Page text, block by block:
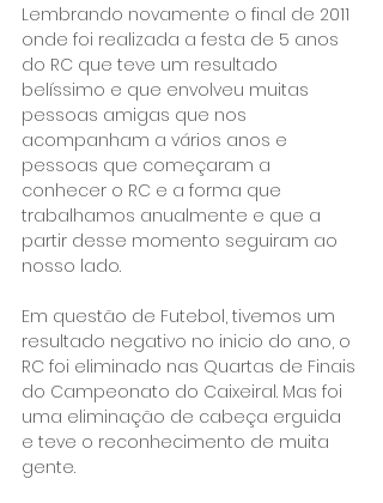
Lembrando novamente o final de 2011
onde foi realizada a festa de 5 anos
do RC que teve um resultado
belíssimo e que envolveu muitas
pessoas amigas que nos
acompanham a vários anos e
pessoas que começaram a
conhecer o RC e a forma que
trabalhamos anualmente e que a
partir desse momento seguiram ao
nosso lado.
Em questão de Futebol, tivemos um
resultado negativo no inicio do ano, o
RC foi eliminado nas Quartas de Finais
do Campeonato do Caixeiral. Mas foi
uma eliminação de cabeça erguida
e teve o reconhecimento de muita
gente.